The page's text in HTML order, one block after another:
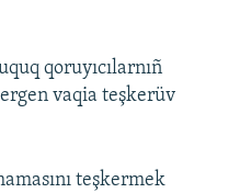
qoruyıcılarnıñ
vaqia teşkerüv
teşkermek